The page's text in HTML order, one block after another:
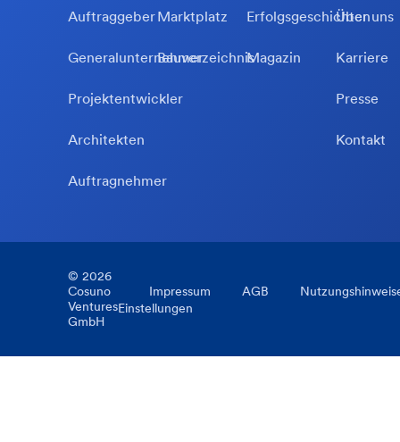
Auftraggeber
Generalunternehmer
Projektentwickler
Architekten
Auftragnehmer
Marktplatz
Bauverzeichnis
Erfolgsgeschichten
Magazin
Über uns
Karriere
Presse
Kontakt
© 2026
Cosuno
Ventures
GmbH
Impressum AGB
Einstellungen